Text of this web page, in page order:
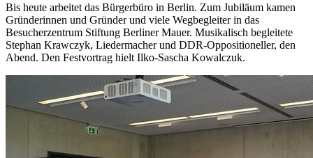
Bis heute arbeitet das Bürgerbüro in Berlin. Zum Jubiläum kamen
Gründerinnen und Gründer und viele Wegbegleiter in das
Besucherzentrum Stiftung Berliner Mauer. Musikalisch begleitete
Stephan Krawczyk, Liedermacher und DDR-Oppositioneller, den
Abend. Den Festvortrag hielt Ilko-Sascha Kowalczuk.